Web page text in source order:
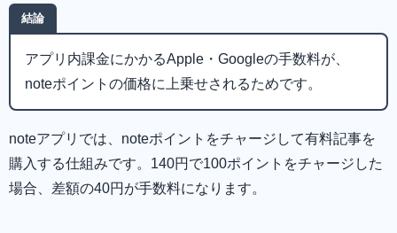
結論
アプリ内課金にかかるApple・Googleの手数料が、
noteポイントの価格に上乗せされるためです。
noteアプリでは、noteポイントをチャージして有料記事を
購入する仕組みです。140円で100ポイントをチャージした
場合、差額の40円が手数料になります。